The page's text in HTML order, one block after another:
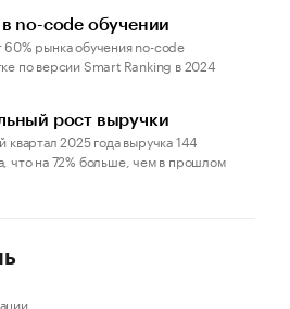
no-code обучении
60% рынка обучения no-code
по версии Smart Ranking в 2024
рост выручки
квартал 2025 года выручка 144
что на 72% больше, чем в прошлом